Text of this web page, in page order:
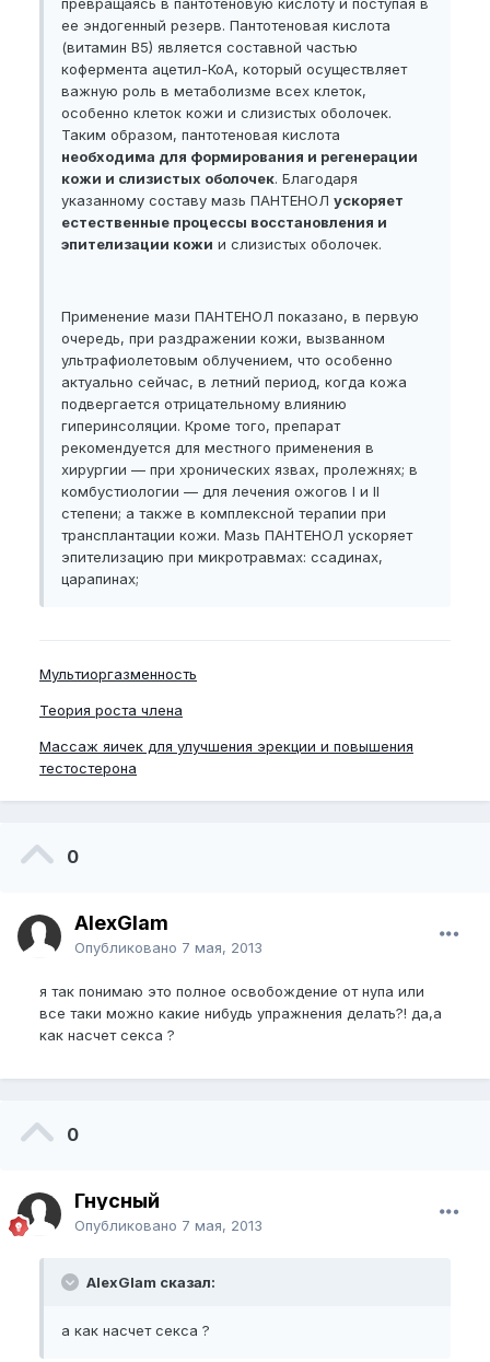
ее эндогенный резерв. Пантотеновая кислота
(витамин В5) является составной частью
кофермента ацетил-КоА, который осуществляет
важную роль в метаболизме всех клеток,
особенно клеток кожи и слизистых оболочек.
Таким образом, пантотеновая кислота
необходима для формирования и регенерации
кожи и слизистых оболочек. Благодаря
указанному составу мазь ПАНТЕНОЛ ускоряет
естественные процессы восстановления и
эпителизации кожи и слизистых оболочек.
Применение мази ПАНТЕНОЛ показано, в первую
очередь, при раздражении кожи, вызванном
ультрафиолетовым облучением, что особенно
актуально сейчас, в летний период, когда кожа
подвергается отрицательному влиянию
гиперинсоляции. Кроме того, препарат
рекомендуется для местного применения в
хирургии — при хронических язвах, пролежнях; в
комбустиологии — для лечения ожогов I и II
степени; а также в комплексной терапии при
трансплантации кожи. Мазь ПАНТЕНОЛ ускоряет
эпителизацию при микротравмах: ссадинах,
царапинах;
Мультиоргазменность
Теория роста члена
Массаж яичек для улучшения эрекции и повышения
тестостерона
0
AlexGlam
Опубликовано 7 мая, 2013
я так понимаю это полное освобождение от нупа или
все таки можно какие нибудь упражнения делать?! да,а
как насчет секса ?
0
Гнусный
Опубликовано 7 мая, 2013
AlexGlam сказал:
а как насчет секса ?